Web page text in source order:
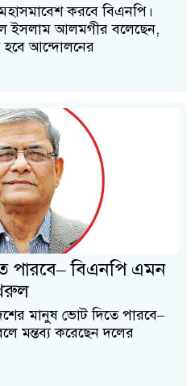
করবে বিএনপি।
ইসলাম আলমগীর বলেছেন,
আন্দোলনের
পারবে– বিএনপি এমন
মানুষ ভোট দিতে পারবে–
মন্তব্য করেছেন দলের